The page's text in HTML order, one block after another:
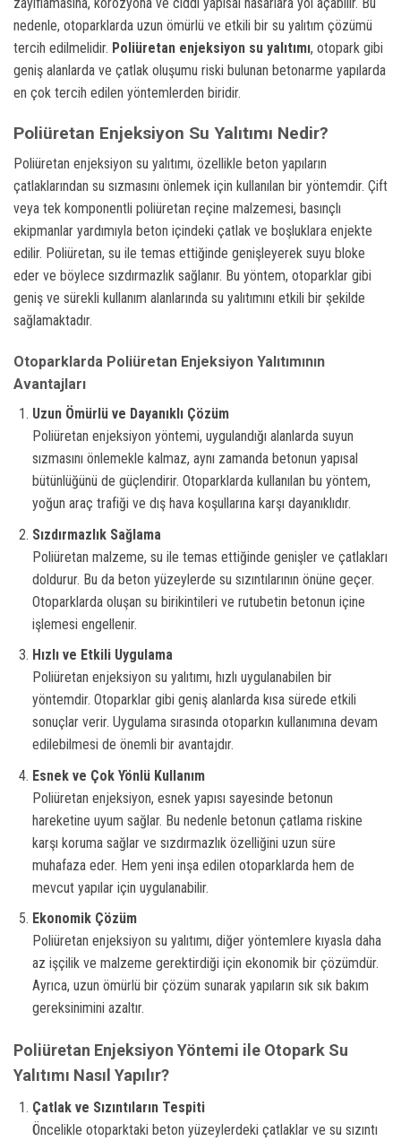
nedenle, otoparklarda uzun ömürlü ve etkili bir su yalıtım çözümü
tercih edilmelidir. Poliüretan enjeksiyon su yalıtımı, otopark gibi
geniş alanlarda ve çatlak oluşumu riski bulunan betonarme yapılarda
en çok tercih edilen yöntemlerden biridir.
Poliüretan Enjeksiyon Su Yalıtımı Nedir?
Poliüretan enjeksiyon su yalıtımı, özellikle beton yapıların
çatlaklarından su sızmasını önlemek için kullanılan bir yöntemdir. Çift
veya tek komponentli poliüretan reçine malzemesi, basınçlı
ekipmanlar yardımıyla beton içindeki çatlak ve boşluklara enjekte
edilir. Poliüretan, su ile temas ettiğinde genişleyerek suyu bloke
eder ve böylece sızdırmazlık sağlanır. Bu yöntem, otoparklar gibi
geniş ve sürekli kullanım alanlarında su yalıtımını etkili bir şekilde
sağlamaktadır.
Otoparklarda Poliüretan Enjeksiyon Yalıtımının
Avantajları
Uzun Ömürlü ve Dayanıklı Çözüm
Poliüretan enjeksiyon yöntemi, uygulandığı alanlarda suyun
sızmasını önlemekle kalmaz, aynı zamanda betonun yapısal
bütünlüğünü de güçlendirir. Otoparklarda kullanılan bu yöntem,
yoğun araç trafiği ve dış hava koşullarına karşı dayanıklıdır.
Sızdırmazlık Sağlama
Poliüretan malzeme, su ile temas ettiğinde genişler ve çatlakları
doldurur. Bu da beton yüzeylerde su sızıntılarının önüne geçer.
Otoparklarda oluşan su birikintileri ve rutubetin betonun içine
işlemesi engellenir.
Hızlı ve Etkili Uygulama
Poliüretan enjeksiyon su yalıtımı, hızlı uygulanabilen bir
yöntemdir. Otoparklar gibi geniş alanlarda kısa sürede etkili
sonuçlar verir. Uygulama sırasında otoparkın kullanımına devam
edilebilmesi de önemli bir avantajdır.
Esnek ve Çok Yönlü Kullanım
Poliüretan enjeksiyon, esnek yapısı sayesinde betonun
hareketine uyum sağlar. Bu nedenle betonun çatlama riskine
karşı koruma sağlar ve sızdırmazlık özelliğini uzun süre
muhafaza eder. Hem yeni inşa edilen otoparklarda hem de
mevcut yapılar için uygulanabilir.
Ekonomik Çözüm
Poliüretan enjeksiyon su yalıtımı, diğer yöntemlere kıyasla daha
az işçilik ve malzeme gerektirdiği için ekonomik bir çözümdür.
Ayrıca, uzun ömürlü bir çözüm sunarak yapıların sık sık bakım
gereksinimini azaltır.
Poliüretan Enjeksiyon Yöntemi ile Otopark Su
Yalıtımı Nasıl Yapılır?
Çatlak ve Sızıntıların Tespiti
Öncelikle otoparktaki beton yüzeylerdeki çatlaklar ve su sızıntı